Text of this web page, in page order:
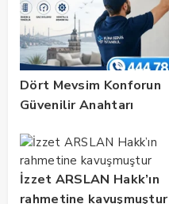
Dört Mevsim Konforun
Güvenilir Anahtarı
İzzet ARSLAN Hakk’ın
rahmetine kavuşmuştur